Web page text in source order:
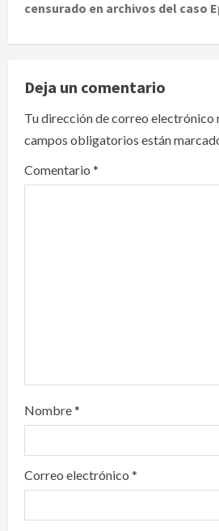
n
a
v
i
g
a
censurado en archivos del caso
Deja un comentario
Tu dirección de correo electrónico
campos obligatorios están
Comentario *
Nombre*
Correo electrónico *